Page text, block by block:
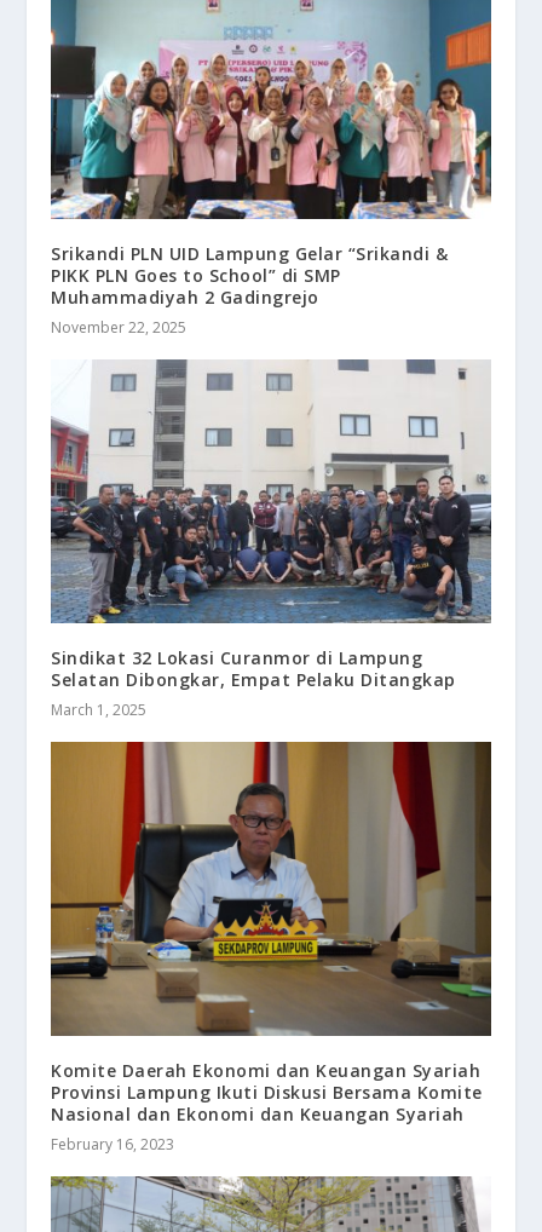
Srikandi PLN UID Lampung Gelar “Srikandi &
PIKK PLN Goes to School” di SMP
Muhammadiyah 2 Gadingrejo
November 22, 2025
Sindikat 32 Lokasi Curanmor di Lampung
Selatan Dibongkar, Empat Pelaku Ditangkap
March 1, 2025
Komite Daerah Ekonomi dan Keuangan Syariah
Provinsi Lampung Ikuti Diskusi Bersama Komite
Nasional dan Ekonomi dan Keuangan Syariah
February 16, 2023